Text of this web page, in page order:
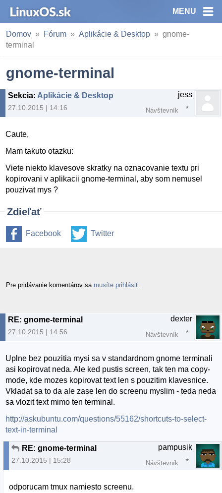
MENU
Domov Fórum Aplikácie & Desktop
gnome-
terminal
gnome-terminal
Sekcia: Aplikácie & Desktop
27.10.2015 | 14:16
jess
Návštevník
Caute,
Mam takuto otazku:
Viete niekto klavesove skratky na oznacovanie textu pri
kopirovani v aplikacii gnome-terminal, aby som nemusel
pouzivat mys ?
Zdieľať
Facebook Twitter
Pre pridávanie komentárov sa musíte prihlásiť
RE: gnome-terminal
27.10.2015 | 14:56
dexter
Návštevník
Uplne bez pouzitia mysi sa v standardnom gnome terminali
asi kopirovat neda. Ale ked pustis screen, tak ten ma copy-
mode, kde mozes kopirovat text len s pouzitim klavesnice.
Vkladat sa to da ale zase len do screenu myslim - teda neda
sa vlozit text mimo ten terminal.
http://askubuntu.com/questions/55162/shortcuts-to-select-
text-in-terminal
RE: gnome-terminal
27.10.2015 | 15:28
pampusik
Návštevník
odporucam tmux namiesto screenu.